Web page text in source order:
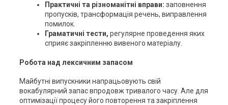
Практичні та різноманітні вправи: заповнення
пропусків, трансформація речень, виправлення
помилок.
Граматичні тести, регулярне проведення яких
сприяє закріпленню вивеного матеріалу.
Робота над лексичним запасом
Майбутні випускники напрацьовують свій
вокабулярний запас впродовж тривалого часу. Але для
оптимізації процесу його повторення та закріплення